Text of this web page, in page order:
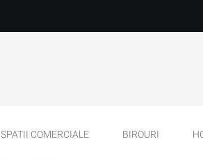
SPATII COMERCIALE BIROURI